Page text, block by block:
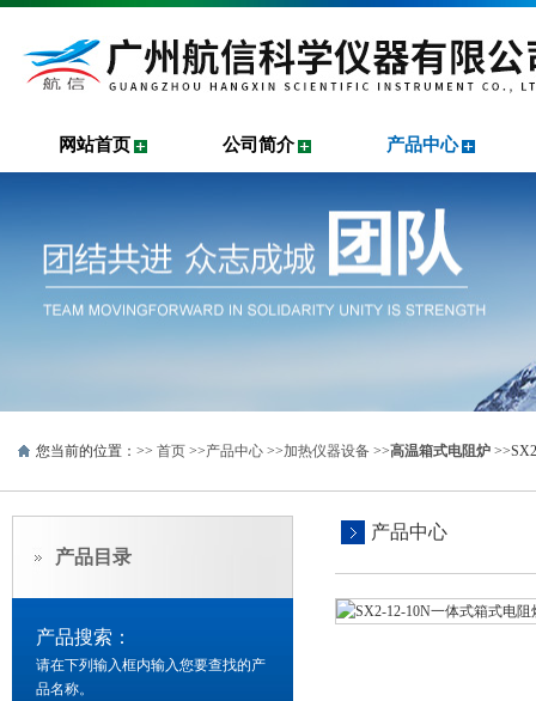
网站首页 公司简介 产品中心
您当前的位置：>> 首页 >>产品中心 >>加热仪器设备 >>高温箱式电阻炉
产品目录
产品搜索：
请在下列输入框内输入您要查找的产
品名称。
产品中心